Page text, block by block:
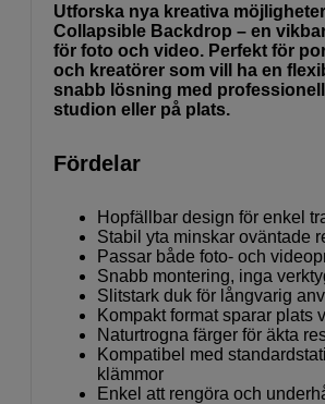
Utforska nya kreativa
Collapsible Backdrop – en
för foto och video. Perfekt för
och kreatörer som vill ha en
snabb lösning med professionell
studion eller på plats.
Fördelar
Hopfällbar design för enkel
Stabil yta minskar oväntade
Passar både foto- och
Snabb montering, inga
Slitstark duk för långvarig
Kompakt format sparar plats
Naturtrogna färger för äkta
Kompatibel med
klämmor
Enkel att rengöra och